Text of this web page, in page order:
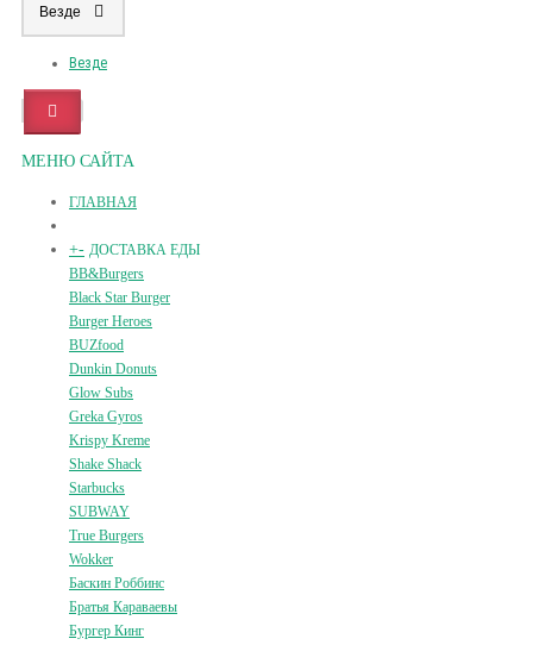
Везде
Везде
МЕНЮ САЙТА
ГЛАВНАЯ
+- ДОСТАВКА ЕДЫ
BB&Burgers
Black Star Burger
Burger Heroes
BUZfood
Dunkin Donuts
Glow Subs
Greka Gyros
Krispy Kreme
Shake Shack
Starbucks
SUBWAY
True Burgers
Wokker
Баскин Роббинс
Братья Караваевы
Бургер Кинг